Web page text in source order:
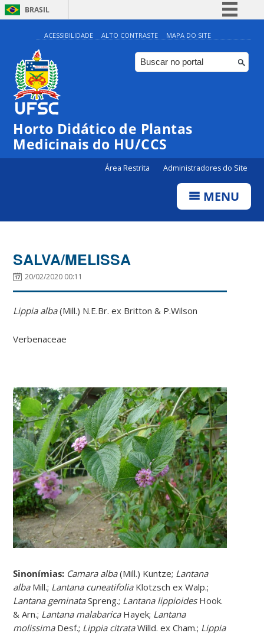
BRASIL
Simplifique!
Comunica BR
Participe
Canais
ACESSIBILIDADE ALTO CONTRASTE MAPA DO SITE
Horto Didático de Plantas
Medicinais do HU/CCS
Área Restrita Administradores do Site
MENU
SALVA/MELISSA
20/02/2020 00:11
Lippia alba(Mill.) N.E.Br. ex Britton & P.Wilson
Verbenaceae
Sinonímias: Camara alba(Mill.) Kuntze; Lantana
albaMill.; Lantana cuneatifoliaKlotzsch ex Walp.;
Lantana geminataSpreng.; Lantana lippioidesHook.
& Arn.; Lantana malabaricaHayek; Lantana
molissimaDesf.; Lippia citrataWilld. ex Cham.; Lippia